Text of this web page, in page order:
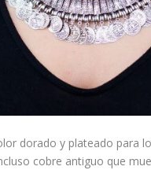
dorado y plateado
cobre antiguo que